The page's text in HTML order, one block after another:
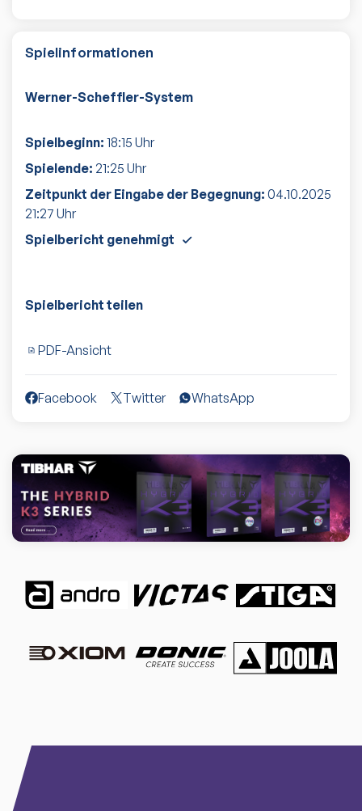
Spielinformationen
Werner-Scheffler-System
Spielbeginn: 18:15 Uhr
Spielende: 21:25 Uhr
Zeitpunkt der Eingabe der Begegnung: 04.10.2025
21:27 Uhr
Spielbericht genehmigt
Spielbericht teilen
PDF-Ansicht
Facebook Twitter WhatsApp